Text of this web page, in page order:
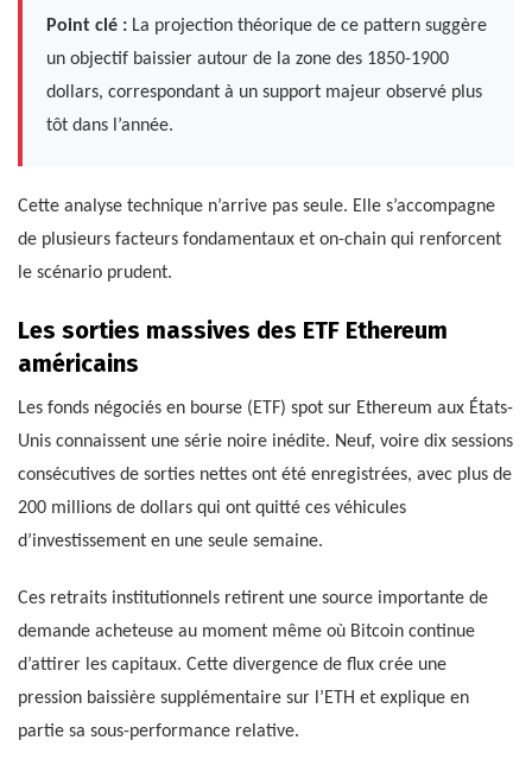
Point clé : La projection théorique de ce pattern suggère
un objectif baissier autour de la zone des 1850-1900
dollars, correspondant à un support majeur observé plus
tôt dans l’année.
Cette analyse technique n’arrive pas seule. Elle s’accompagne
de plusieurs facteurs fondamentaux et on-chain qui renforcent
le scénario prudent.
Les sorties massives des ETF Ethereum
américains
Les fonds négociés en bourse (ETF) spot sur Ethereum aux États-
Unis connaissent une série noire inédite. Neuf, voire dix sessions
consécutives de sorties nettes ont été enregistrées, avec plus de
200 millions de dollars qui ont quitté ces véhicules
d’investissement en une seule semaine.
Ces retraits institutionnels retirent une source importante de
demande acheteuse au moment même où Bitcoin continue
d’attirer les capitaux. Cette divergence de flux crée une
pression baissière supplémentaire sur l’ETH et explique en
partie sa sous-performance relative.